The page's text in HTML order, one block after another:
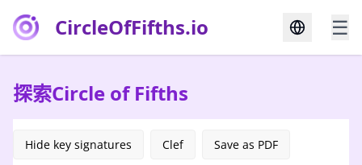
CircleOfFifths.io ☰
探索Circle of Fifths